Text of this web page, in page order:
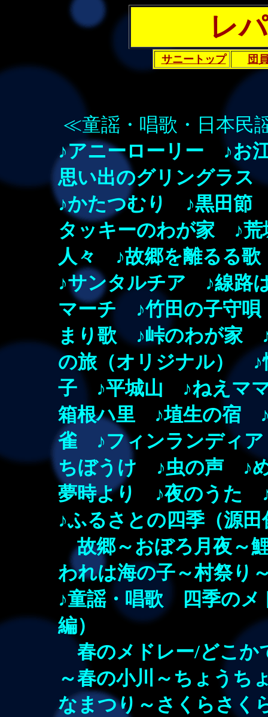
レ
サニートップ 団
≪童謡・唱歌・日本民
♪アニーローリー ♪
思い出のグリングラ
♪かたつむり ♪黒田節
タッキーのわが家 ♪
人々 ♪故郷を離るる
♪サンタルチア ♪線路
マーチ ♪竹田の子守
まり歌 ♪峠のわが家
の旅（オリジナル）
子 ♪平城山 ♪ねえマ
箱根ハ里 ♪埴生の宿
雀 ♪フィンランディ
ちぼうけ ♪虫の声 ♪
夢時より ♪夜のうた
♪ふるさとの四季（源田
故郷～おぼろ月夜～
われは海の子～村祭
♪童謡・唱歌 四季の
編）
春のメドレー/どこか
～春の小川～ちょう
なまつり～さくらさく